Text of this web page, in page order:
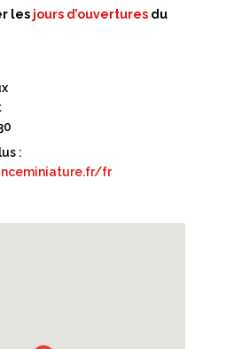
les jours d’ouvertures du
:
fr